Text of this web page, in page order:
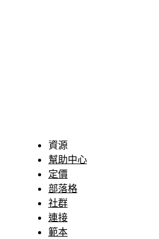
資源
幫助中心
定價
部落格
社群
連接
範本